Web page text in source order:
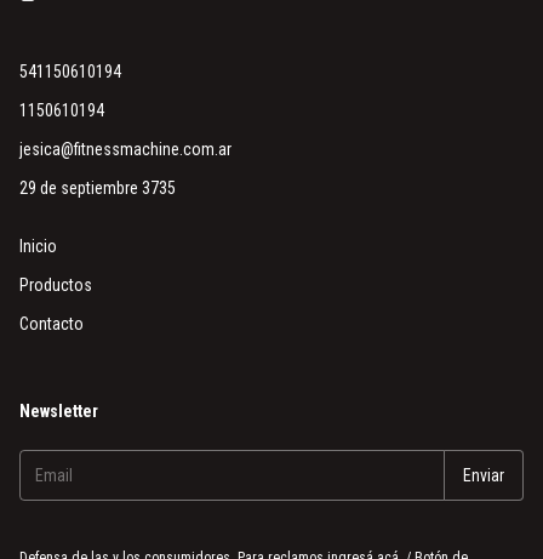
541150610194
1150610194
jesica@fitnessmachine.com.ar
29 de septiembre 3735
Inicio
Productos
Contacto
Newsletter